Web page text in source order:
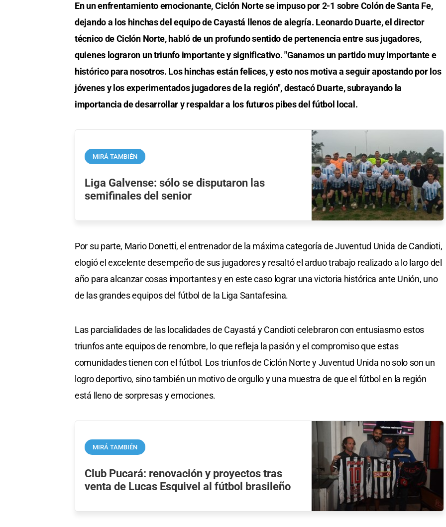
En un enfrentamiento emocionante, Ciclón Norte se impuso por 2-1 sobre Colón de Santa Fe,
dejando a los hinchas del equipo de Cayastá llenos de alegría. Leonardo Duarte, el director
técnico de Ciclón Norte, habló de un profundo sentido de pertenencia entre sus jugadores,
quienes lograron un triunfo importante y significativo. "Ganamos un partido muy importante e
histórico para nosotros. Los hinchas están felices, y esto nos motiva a seguir apostando por los
jóvenes y los experimentados jugadores de la región", destacó Duarte, subrayando la
importancia de desarrollar y respaldar a los futuros pibes del fútbol local.
MIRÁ TAMBIÉN
Liga Galvense: sólo se disputaron las
semifinales del senior
Por su parte, Mario Donetti, el entrenador de la máxima categoría de Juventud Unida de Candioti,
elogió el excelente desempeño de sus jugadores y resaltó el arduo trabajo realizado a lo largo del
año para alcanzar cosas importantes y en este caso lograr una victoria histórica ante Unión, uno
de las grandes equipos del fútbol de la Liga Santafesina.
Las parcialidades de las localidades de Cayastá y Candioti celebraron con entusiasmo estos
triunfos ante equipos de renombre, lo que refleja la pasión y el compromiso que estas
comunidades tienen con el fútbol. Los triunfos de Ciclón Norte y Juventud Unida no solo son un
logro deportivo, sino también un motivo de orgullo y una muestra de que el fútbol en la región
está lleno de sorpresas y emociones.
MIRÁ TAMBIÉN
Club Pucará: renovación y proyectos tras
venta de Lucas Esquivel al fútbol brasileño